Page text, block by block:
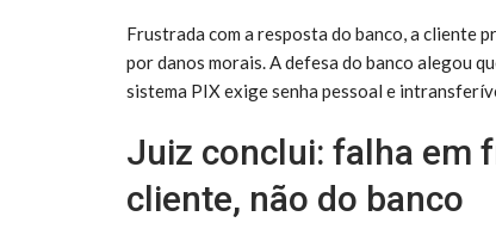
Frustrada com a resposta do banco, a cliente
por danos morais. A defesa do banco alegou
sistema PIX exige senha pessoal e
Juiz conclui: falha em
cliente, não do banco